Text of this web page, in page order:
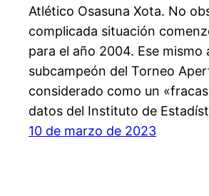
Atlético Osasuna Xota. No
complicada situación
para el año 2004. Ese mismo
subcampeón del Torneo
considerado como un
datos del Instituto de
10 de marzo de 2023